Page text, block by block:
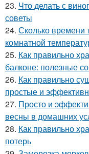
23. Что делать с
советы
24. Сколько времени
комнатной
25. Как правильно
балконе: полезные
26. Как правильно
простые и
27. Просто и
весны в домашних
28. Как правильно
потерь